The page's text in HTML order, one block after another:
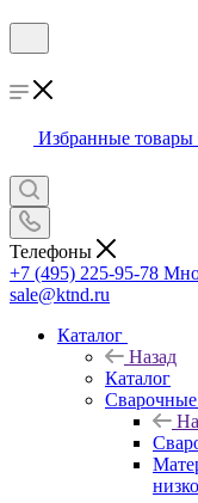
Избранные товары
Телефоны
+7 (495) 225-95-78
sale@ktnd.ru
Каталог
Назад
Каталог